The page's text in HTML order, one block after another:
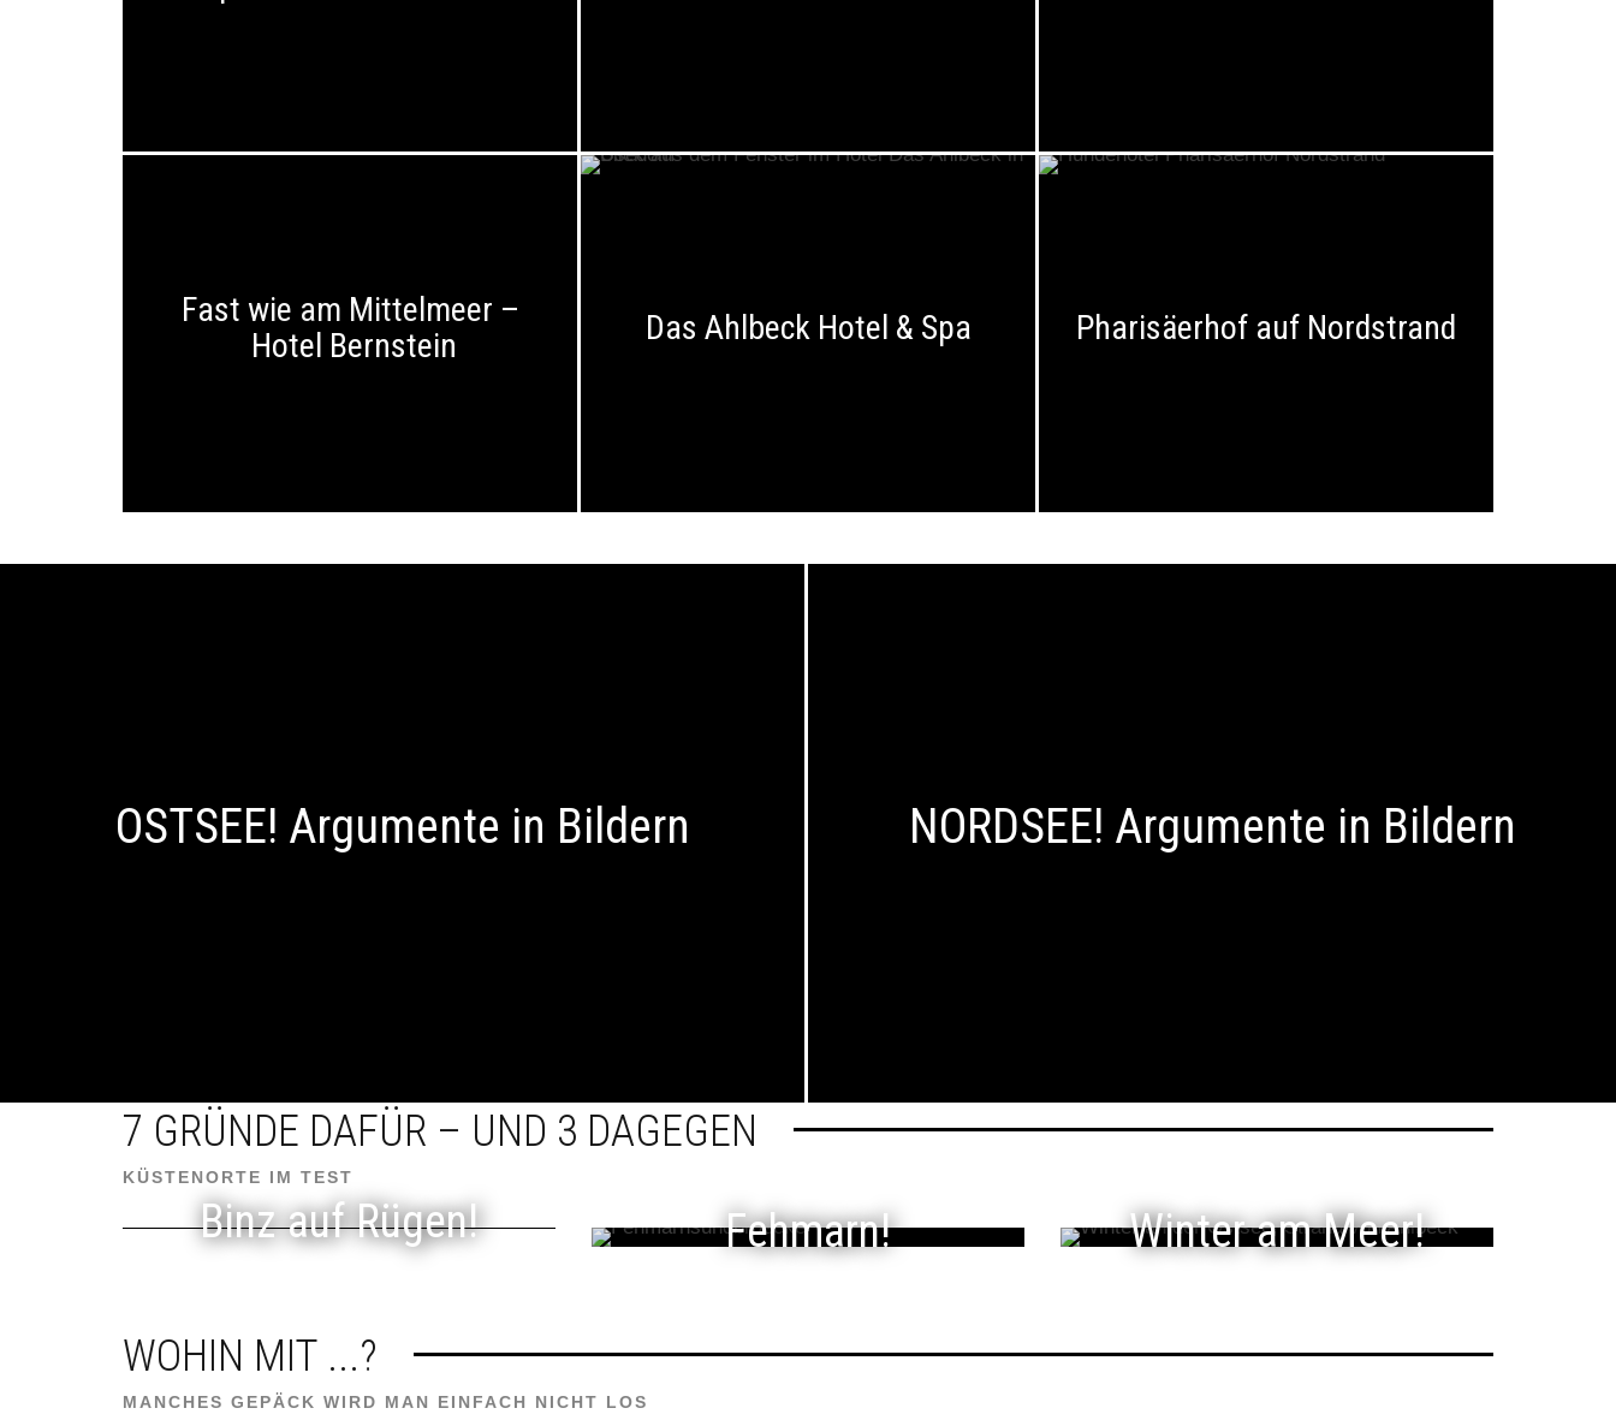
Fast wie am Mittelmeer –
Hotel Bernstein
Das Ahlbeck Hotel & Spa Pharisäerhof auf Nordstrand
OSTSEE! Argumente in Bildern NORDSEE! Argumente in Bildern
7 GRÜNDE DAFÜR – UND 3 DAGEGEN
KÜSTENORTE IM TEST
Binz auf Rügen! Fehmarn! Winter am Meer!
WOHIN MIT ...?
MANCHES GEPÄCK WIRD MAN EINFACH NICHT LOS